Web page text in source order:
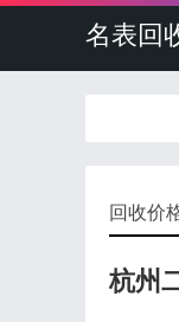
名表回
回收价
杭州